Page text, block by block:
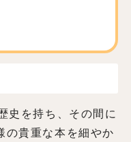
史を持ち、その間に
の貴重な本を細やか